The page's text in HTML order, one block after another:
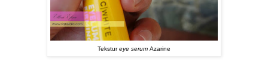
Tekstureye serum Azarine